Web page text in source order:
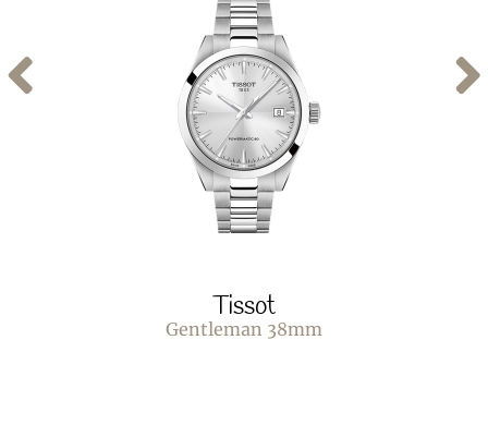
Tissot
Gentleman 38mm